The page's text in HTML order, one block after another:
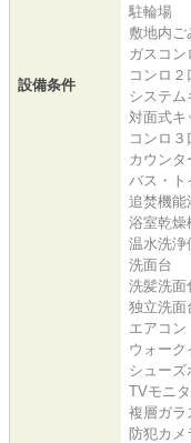
設備条件
駐輪場
敷地内ご
ガスコン
コンロ２
システム
対面式キ
コンロ３
カウンタ
バス・ト
追焚機能
浴室乾燥
温水洗浄
洗面台
洗髪洗面
独立洗面
エアコン
ウォーク
シューズ
TVモニ
複層ガラ
防犯カメ